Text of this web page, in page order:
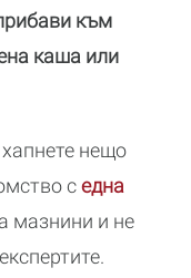
към
каша или
нещо
седна
мазнини и не